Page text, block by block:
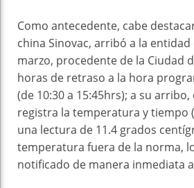
Como antecedente, cabe
china Sinovac, arribó a la entidad
marzo, procedente de la Ciudad
horas de retraso a la hora
(de 10:30 a 15:45hrs); a su
registra la temperatura y tiempo
una lectura de 11.4 grados
temperatura fuera de la norma,
notificado de manera inmediata